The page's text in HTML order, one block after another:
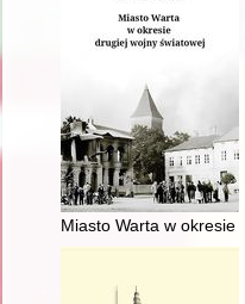
Miasto Warta w okresie